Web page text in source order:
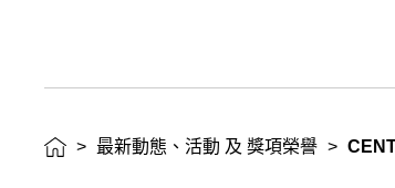
> 最新動態、活動 及 獎項榮譽 >